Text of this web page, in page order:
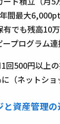
間最大6,000pt
でも残高10
プログラム連
回500円以上
（ネットショ
と資産管理の